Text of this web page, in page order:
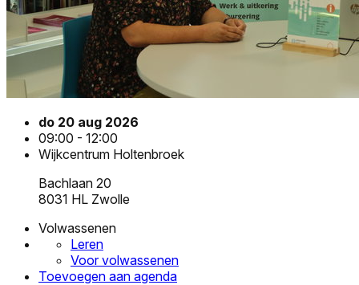
do 20 aug 2026
09:00 - 12:00
Wijkcentrum Holtenbroek
Bachlaan 20
8031 HL Zwolle
Volwassenen
Leren
Voor volwassenen
Toevoegen aan agenda